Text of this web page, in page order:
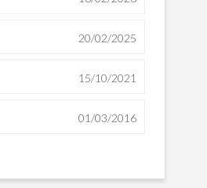
20/02/2025
15/10/2021
01/03/2016